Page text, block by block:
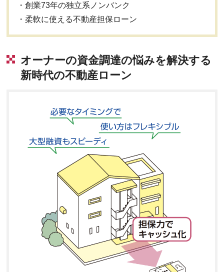
・創業73年の独立系ノンバンク
・柔軟に使える不動産担保ローン
オーナーの資金調達の悩みを解決する
新時代の不動産ローン